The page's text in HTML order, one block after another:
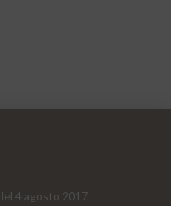
4 agosto 2017